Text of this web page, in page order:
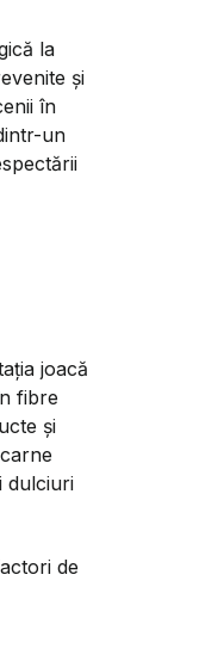
la
și
în
un
joacă
fibre
și
dulciuri
de